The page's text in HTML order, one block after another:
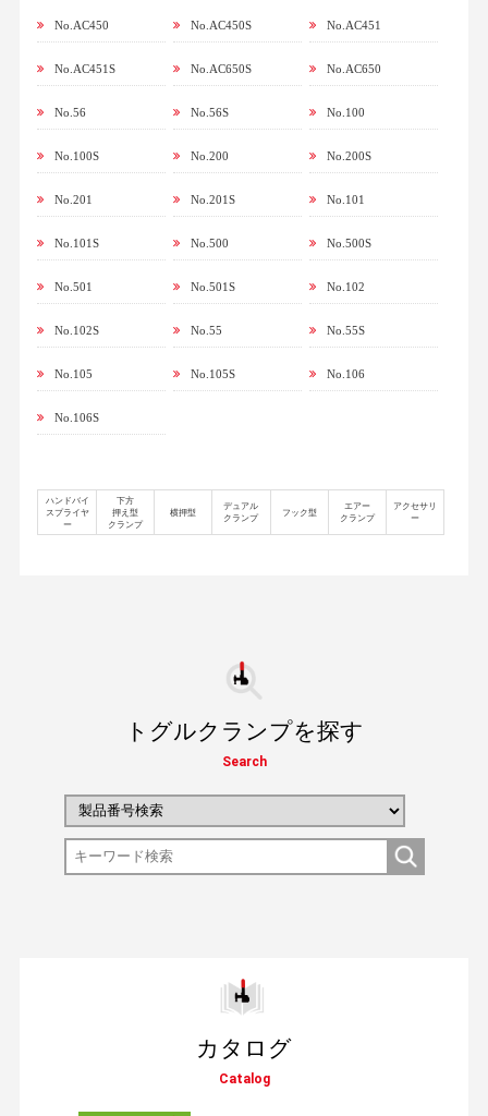
No.AC450 No.AC450S No.AC451
No.AC451S No.AC650S No.AC650
No.56 No.56S No.100
No.100S No.200 No.200S
No.201 No.201S No.101
No.101S No.500 No.500S
No.501 No.501S No.102
No.102S No.55 No.55S
No.105 No.105S No.106
No.106S
ハンドバイ
スプライヤ
ー
下方
押え型
クランプ
横押型
デュアル
クランプ
フック型
エアー
クランプ
アクセサリ
ー
トグルクランプを探す
Search
カタログ
Catalog